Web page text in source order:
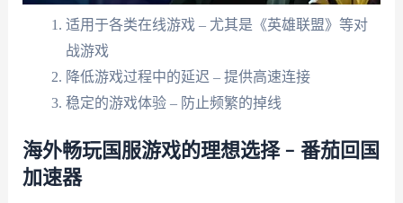
适用于各类在线游戏 – 尤其是《英雄联盟》等对
战游戏
降低游戏过程中的延迟 – 提供高速连接
稳定的游戏体验 – 防止频繁的掉线
海外畅玩国服游戏的理想选择 – 番茄回国
加速器